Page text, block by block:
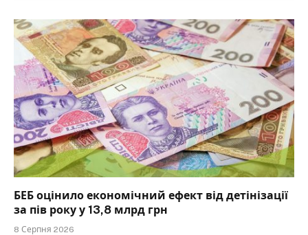
БЕБ оцінило економічний ефект від детінізації
за пів року у 13,8 млрд грн
8 Серпня 2026